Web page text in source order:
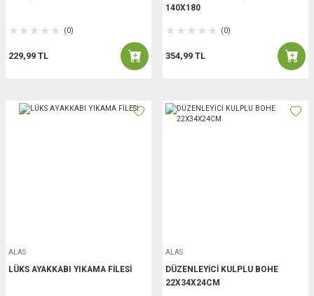
(0)
229,99 TL
140X180
(0)
354,99 TL
ALAS
LÜKS AYAKKABI YIKAMA FİLESİ
ALAS
DÜZENLEYİCİ KULPLU BOHE
22X34X24CM